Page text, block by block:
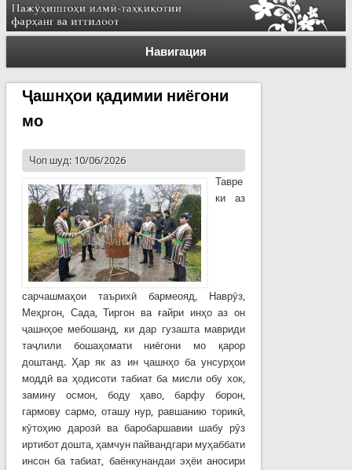
Навигация
Ҷашнҳои қадимии ниёгони
мо
Чоп шуд: 10/06/2026
Тавре
ки аз
сарчашмаҳои таърихӣ бармеояд, Наврӯз,
Меҳргон, Сада, Тиргон ва ғайри инҳо аз он
ҷашнҳое мебошанд, ки дар гузашта мавриди
таҷлили бошаҳомати ниёгони мо қарор
доштанд. Ҳар як аз ин ҷашнҳо ба унсурҳои
моддӣ ва ҳодисоти табиат ба мисли обу хок,
замину осмон, боду ҳаво, барфу борон,
гармову сармо, оташу нур, равшанию торикӣ,
кӯтоҳию дарозӣ ва баробаршавии шабу рӯз
иртибот дошта, ҳамчун пайвандгари муҳаббати
инсон ба табиат, баёнкунандаи эҳёи аносири